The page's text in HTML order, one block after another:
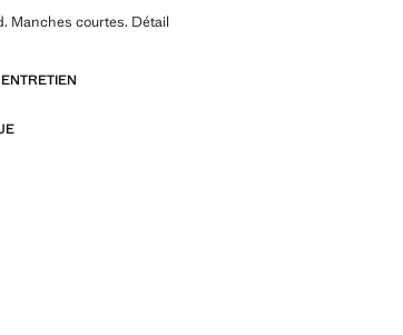
Manches courtes. Détail